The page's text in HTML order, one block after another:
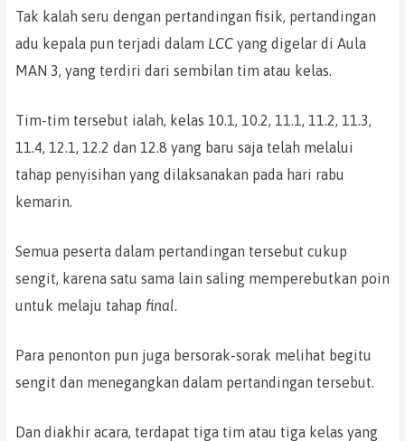
Tak kalah seru dengan pertandingan fisik, pertandingan
adu kepala pun terjadi dalam LCCyang digelar di Aula
MAN 3, yang terdiri dari sembilan tim atau kelas.
Tim-tim tersebut ialah, kelas 10.1, 10.2, 11.1, 11.2, 11.3,
11.4, 12.1, 12.2 dan 12.8 yang baru saja telah melalui
tahap penyisihan yang dilaksanakan pada hari rabu
kemarin.
Semua peserta dalam pertandingan tersebut cukup
sengit, karena satu sama lain saling memperebutkan poin
untuk melaju tahap final.
Para penonton pun juga bersorak-sorak melihat begitu
sengit dan menegangkan dalam pertandingan tersebut.
Dan diakhir acara, terdapat tiga tim atau tiga kelas yang